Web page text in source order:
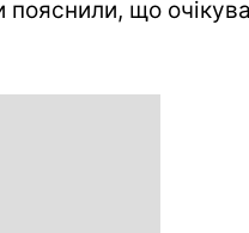
пояснили, що